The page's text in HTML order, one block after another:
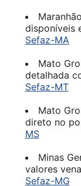
disponíveis
Sefaz-MA
Mato
detalhada
Sefaz-MT
Mato
direto no
MS
Minas
valores
Sefaz-MG